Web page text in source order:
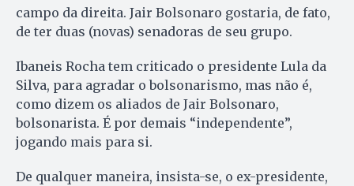
campo da direita. Jair Bolsonaro gostaria, de fato,
de ter duas (novas) senadoras de seu grupo.
Ibaneis Rocha tem criticado o presidente Lula da
Silva, para agradar o bolsonarismo, mas não é,
como dizem os aliados de Jair Bolsonaro,
bolsonarista. É por demais “independente”,
jogando mais para si.
De qualquer maneira, insista-se, o ex-presidente,